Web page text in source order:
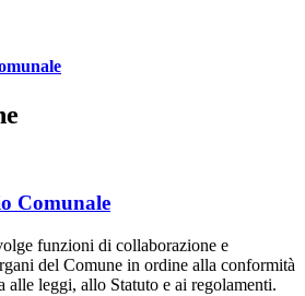
Comunale
funzioni di collaborazione e
del Comune in ordine alla conformità
alle leggi, allo Statuto e ai regolamenti.